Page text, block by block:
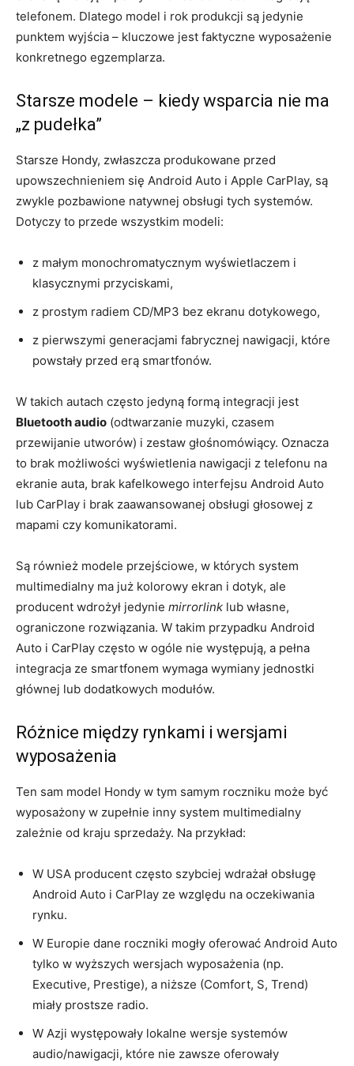
telefonem. Dlatego model i rok produkcji są jedynie
punktem wyjścia – kluczowe jest faktyczne wyposażenie
konkretnego egzemplarza.
Starsze modele – kiedy wsparcia nie ma
„z pudełka”
Starsze Hondy, zwłaszcza produkowane przed
upowszechnieniem się Android Auto i Apple CarPlay, są
zwykle pozbawione natywnej obsługi tych systemów.
Dotyczy to przede wszystkim modeli:
z małym monochromatycznym wyświetlaczem i
klasycznymi przyciskami,
z prostym radiem CD/MP3 bez ekranu dotykowego,
z pierwszymi generacjami fabrycznej nawigacji, które
powstały przed erą smartfonów.
W takich autach często jedyną formą integracji jest
Bluetooth audio (odtwarzanie muzyki, czasem
przewijanie utworów) i zestaw głośnomówiący. Oznacza
to brak możliwości wyświetlenia nawigacji z telefonu na
ekranie auta, brak kafelkowego interfejsu Android Auto
lub CarPlay i brak zaawansowanej obsługi głosowej z
mapami czy komunikatorami.
Są również modele przejściowe, w których system
multimedialny ma już kolorowy ekran i dotyk, ale
producent wdrożył jedynie mirrorlink lub własne,
ograniczone rozwiązania. W takim przypadku Android
Auto i CarPlay często w ogóle nie występują, a pełna
integracja ze smartfonem wymaga wymiany jednostki
głównej lub dodatkowych modułów.
Różnice między rynkami i wersjami
wyposażenia
Ten sam model Hondy w tym samym roczniku może być
wyposażony w zupełnie inny system multimedialny
zależnie od kraju sprzedaży. Na przykład:
W USA producent często szybciej wdrażał obsługę
Android Auto i CarPlay ze względu na oczekiwania
rynku.
W Europie dane roczniki mogły oferować Android Auto
tylko w wyższych wersjach wyposażenia (np.
Executive, Prestige), a niższe (Comfort, S, Trend)
miały prostsze radio.
W Azji występowały lokalne wersje systemów
audio/nawigacji, które nie zawsze oferowały